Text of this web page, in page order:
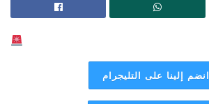
انضم إلينا على التليجرام